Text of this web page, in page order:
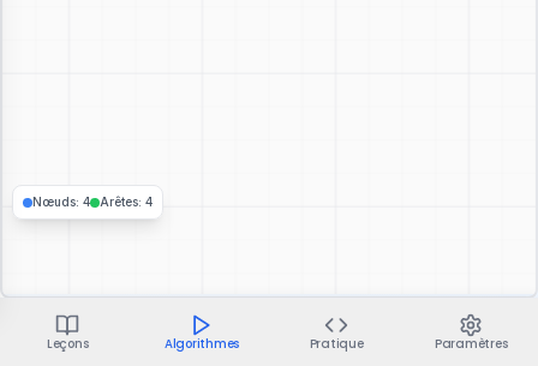
Nœuds: 4 Arêtes: 4
Leçons Algorithmes Pratique Paramètres